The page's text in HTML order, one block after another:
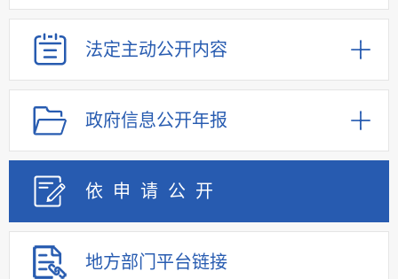
法定主动公开内容
政府信息公开年报
依申请 公 开
地方部门 平台链接